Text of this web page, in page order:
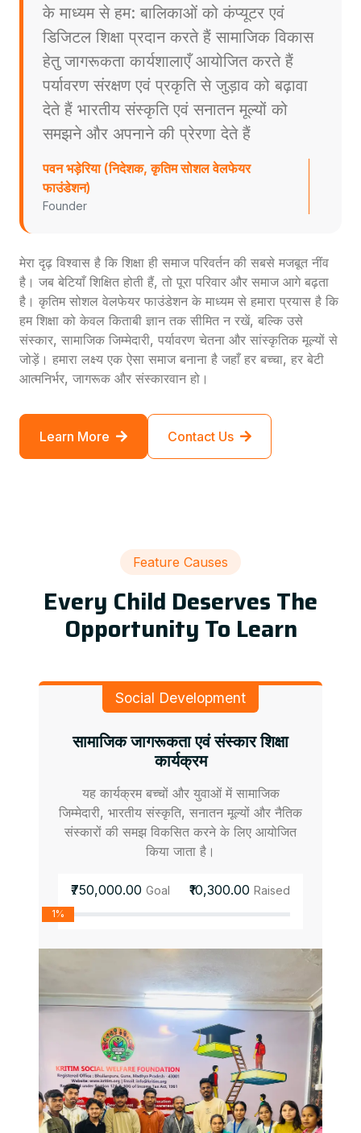
के माध्यम से हम: बालिकाओं को कंप्यूटर एवं
डिजिटल शिक्षा प्रदान करते हैं सामाजिक विकास
हेतु जागरूकता कार्यशालाएँ आयोजित करते हैं
पर्यावरण संरक्षण एवं प्रकृति से जुड़ाव को बढ़ावा
देते हैं भारतीय संस्कृति एवं सनातन मूल्यों को
समझने और अपनाने की प्रेरणा देते हैं
पवन भड़ेरिया (निदेशक, कृतिम सोशल वेलफेयर
फाउंडेशन)
Founder
मेरा दृढ़ विश्वास है कि शिक्षा ही समाज परिवर्तन की सबसे मजबूत नींव
है। जब बेटियाँ शिक्षित होती हैं, तो पूरा परिवार और समाज आगे बढ़ता
है। कृतिम सोशल वेलफेयर फाउंडेशन के माध्यम से हमारा प्रयास है कि
हम शिक्षा को केवल किताबी ज्ञान तक सीमित न रखें, बल्कि उसे
संस्कार, सामाजिक जिम्मेदारी, पर्यावरण चेतना और सांस्कृतिक मूल्यों से
जोड़ें। हमारा लक्ष्य एक ऐसा समाज बनाना है जहाँ हर बच्चा, हर बेटी
आत्मनिर्भर, जागरूक और संस्कारवान हो।
Learn More Contact Us
Feature Causes
Every Child Deserves The
Opportunity To Learn
Social Development
सामाजिक जागरूकता एवं संस्कार शिक्षा
कार्यक्रम
यह कार्यक्रम बच्चों और युवाओं में सामाजिक
जिम्मेदारी, भारतीय संस्कृति, सनातन मूल्यों और नैतिक
संस्कारों की समझ विकसित करने के लिए आयोजित
किया जाता है।
₹750,000.00 Goal ₹10,300.00 Raised
1%